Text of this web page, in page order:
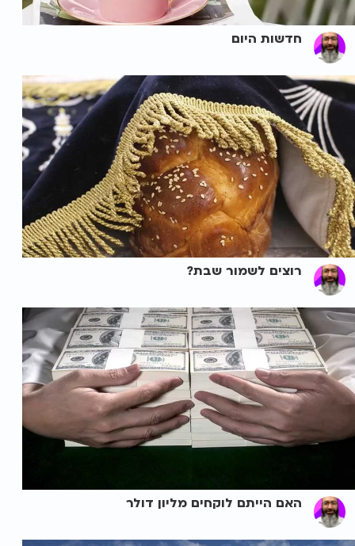
חדשות היום
רוצים לשמור שבת?
האם הייתם לוקחים מליון דולר